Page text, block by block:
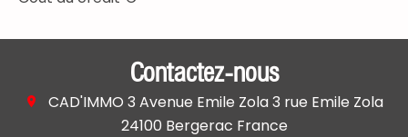
Contactez-nous
CAD'IMMO 3 Avenue Emile Zola 3 rue Emile Zola
24100 Bergerac France